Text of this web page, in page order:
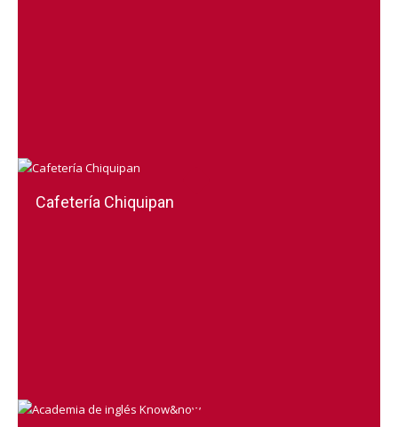
Cafetería Chiquipan